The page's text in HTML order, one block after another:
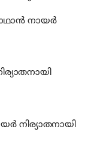
നായര്‍
നിര്യാതനായി